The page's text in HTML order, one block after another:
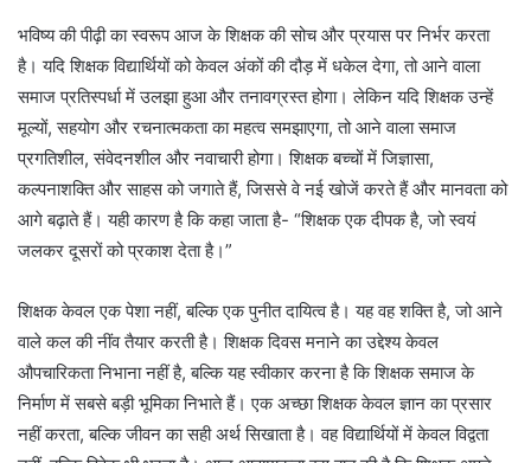
भविष्य की पीढ़ी का स्वरूप आज के शिक्षक की सोच और प्रयास पर निर्भर करता
है। यदि शिक्षक विद्यार्थियों को केवल अंकों की दौड़ में धकेल देगा, तो आने वाला
समाज प्रतिस्पर्धा में उलझा हुआ और तनावग्रस्त होगा। लेकिन यदि शिक्षक उन्हें
मूल्यों, सहयोग और रचनात्मकता का महत्व समझाएगा, तो आने वाला समाज
प्रगतिशील, संवेदनशील और नवाचारी होगा। शिक्षक बच्चों में जिज्ञासा,
कल्पनाशक्ति और साहस को जगाते हैं, जिससे वे नई खोजें करते हैं और मानवता को
आगे बढ़ाते हैं। यही कारण है कि कहा जाता है- “शिक्षक एक दीपक है, जो स्वयं
जलकर दूसरों को प्रकाश देता है।”
शिक्षक केवल एक पेशा नहीं, बल्कि एक पुनीत दायित्व है। यह वह शक्ति है, जो आने
वाले कल की नींव तैयार करती है। शिक्षक दिवस मनाने का उद्देश्य केवल
औपचारिकता निभाना नहीं है, बल्कि यह स्वीकार करना है कि शिक्षक समाज के
निर्माण में सबसे बड़ी भूमिका निभाते हैं। एक अच्छा शिक्षक केवल ज्ञान का प्रसार
नहीं करता, बल्कि जीवन का सही अर्थ सिखाता है। वह विद्यार्थियों में केवल विद्वता